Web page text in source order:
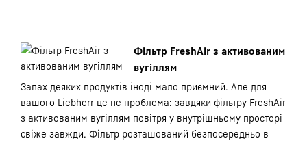
Фільтр FreshAir з активованим
вугіллям
Запах деяких продуктів іноді мало приємний. Але для
вашого Liebherr це не проблема: завдяки фільтру FreshAir
з активованим вугіллям повітря у внутрішньому просторі
свіже завжди. Фільтр розташований безпосередньо в